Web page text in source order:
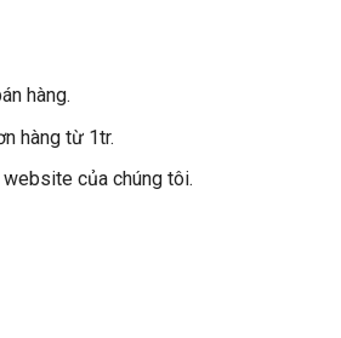
hàng.
hàng từ 1tr.
của chúng tôi.